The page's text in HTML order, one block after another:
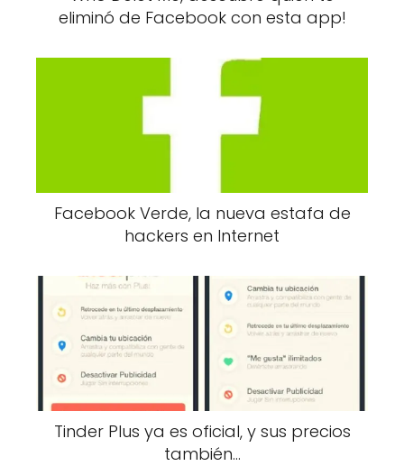
eliminó de Facebook con esta app!
Facebook Verde, la nueva estafa de
hackers en Internet
Tinder Plus ya es oficial, y sus precios
también…